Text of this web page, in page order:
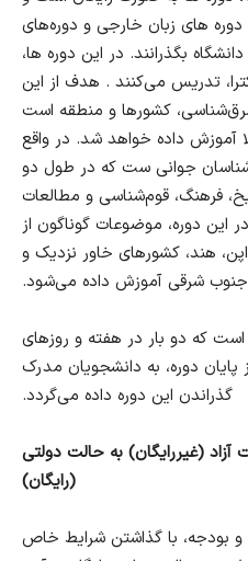
دوره های زبان خارجی و دوره‌های
بگذرانند. در این دوره ها،
تدریس می‌کنند . هدف از این
کشورها و منطقه است
آموزش داده خواهد شد. در واقع
شناسان جوانی ست که در طول دو
فرهنگ، قوم‌شناسی و مطالعات
این دوره، موضوعات گوناگون از
هند، کشورهای خاور نزدیک و
جنوب شرقی آموزش داده می‌شود.
که دو بار در هفته و روزهای
دوره، به دانشجویان مدرک
گذراندن این دوره داده می‌گردد.
آزاد (غیررایگان) به حالت دولتی
(رایگان)
بودجه، با گذاشتن شرایط خاص